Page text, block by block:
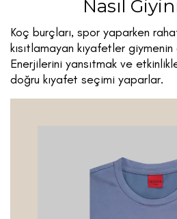
Nasıl
Koç burçları, spor yaparken
kısıtlamayan kıyafetler
Enerjilerini yansıtmak ve
doğru kıyafet seçimi yaparlar.